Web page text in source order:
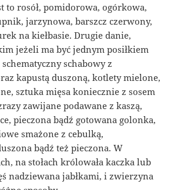
to rosół, pomidorowa, ogórkowa,
jarzynowa, barszcz czerwony,
na kiełbasie. Drugie danie,
jeżeli ma być jednym posiłkiem
schabowy z
kapustą duszoną, kotlety mielone,
sztuka mięsa koniecznie z sosem
zawijane podawane z kaszą,
pieczona bądź gotowana golonka,
smażone z cebulką,
bądź też pieczona. W
na stołach królowała kaczka lub
nadziewana jabłkami, i zwierzyna